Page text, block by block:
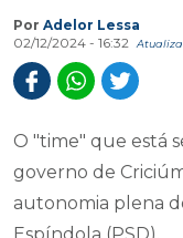
Por Adelor Lessa
02/12/2024 - 16:32
O "time" que está
governo de
autonomia plena